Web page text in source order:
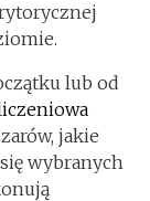
lub od
jakie
wybranych